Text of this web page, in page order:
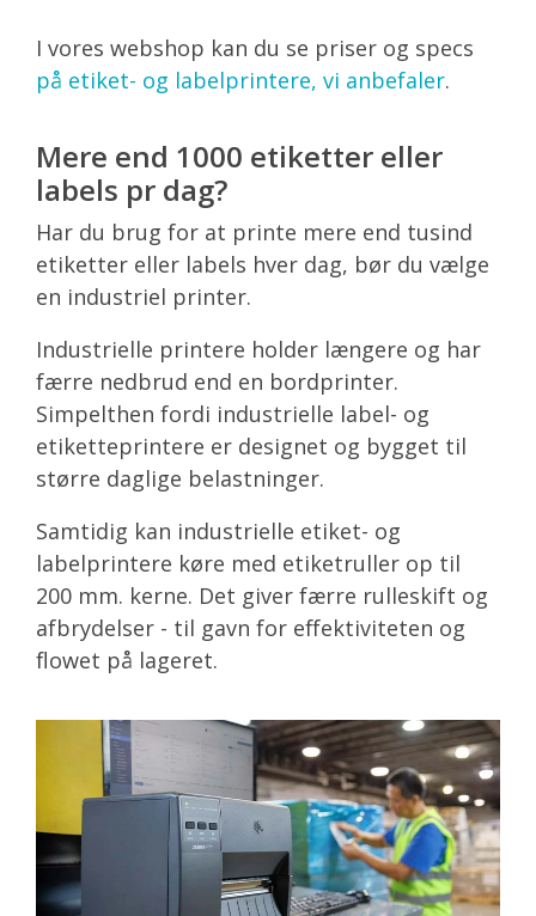
I vores webshop kan du se priser og specs
på etiket- og labelprintere, vi anbefaler.
Mere end 1000 etiketter eller
labels pr dag?
Har du brug for at printe mere end tusind
etiketter eller labels hver dag, bør du vælge
en industriel printer.
Industrielle printere holder længere og har
færre nedbrud end en bordprinter.
Simpelthen fordi industrielle label- og
etiketteprintere er designet og bygget til
større daglige belastninger.
Samtidig kan industrielle etiket- og
labelprintere køre med etiketruller op til
200 mm. kerne. Det giver færre rulleskift og
afbrydelser - til gavn for effektiviteten og
flowet på lageret.